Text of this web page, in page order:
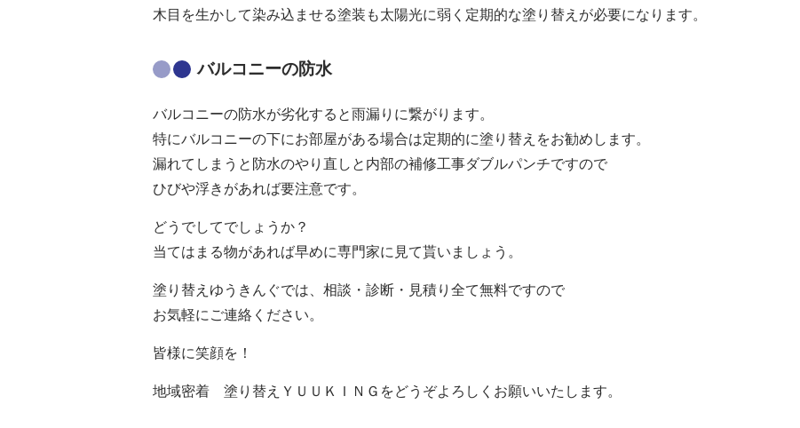
木目を生かして染み込ませる塗装も太陽光に弱く定期的な塗り替えが必要になります。
バルコニーの防水
バルコニーの防水が劣化すると雨漏りに繋がります。
特にバルコニーの下にお部屋がある場合は定期的に塗り替えをお勧めします。
漏れてしまうと防水のやり直しと内部の補修工事ダブルパンチですので
ひびや浮きがあれば要注意です。
どうでしてでしょうか？
当てはまる物があれば早めに専門家に見て貰いましょう。
塗り替えゆうきんぐでは、相談・診断・見積り全て無料ですので
お気軽にご連絡ください。
皆様に笑顔を！
地域密着 塗り替えＹＵＵＫＩＮＧをどうぞよろしくお願いいたします。